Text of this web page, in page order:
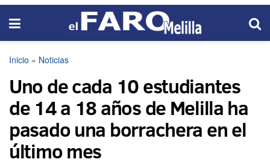
Inicio » Noticias
Uno de cada 10 estudiantes
de 14 a 18 años de Melilla ha
pasado una borrachera en el
último mes